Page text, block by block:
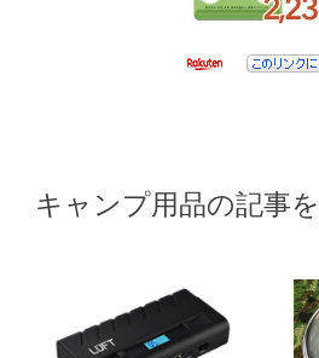
キャンプ用品の記事